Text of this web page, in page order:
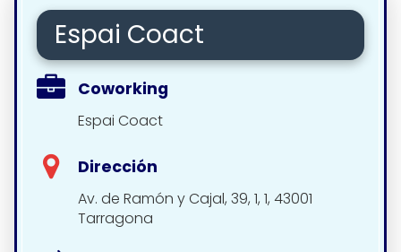
Espai Coact
Coworking
Espai Coact
Dirección
Av. de Ramón y Cajal, 39, 1, 1, 43001
Tarragona